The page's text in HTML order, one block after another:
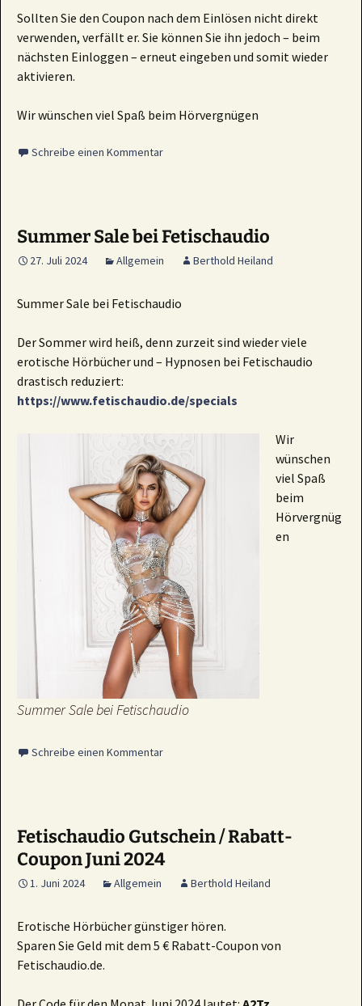
Sollten Sie den Coupon nach dem Einlösen nicht direkt
verwenden, verfällt er. Sie können Sie ihn jedoch – beim
nächsten Einloggen – erneut eingeben und somit wieder
aktivieren.
Wir wünschen viel Spaß beim Hörvergnügen
Schreibe einen Kommentar
Summer Sale bei Fetischaudio
27. Juli 2024 Allgemein Berthold Heiland
Summer Sale bei Fetischaudio
Der Sommer wird heiß, denn zurzeit sind wieder viele
erotische Hörbücher und – Hypnosen bei Fetischaudio
drastisch reduziert:
https://www.fetischaudio.de/specials
Summer Sale bei Fetischaudio
Wir
wünschen
viel Spaß
beim
Hörvergnüg
en
Schreibe einen Kommentar
Fetischaudio Gutschein / Rabatt-
Coupon Juni 2024
1. Juni 2024 Allgemein Berthold Heiland
Erotische Hörbücher günstiger hören.
Sparen Sie Geld mit dem 5 € Rabatt-Coupon von
Fetischaudio.de.